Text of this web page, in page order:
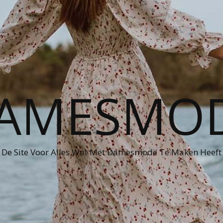
De Site Voor Alles Wat Met Damesmode Te Maken Heeft